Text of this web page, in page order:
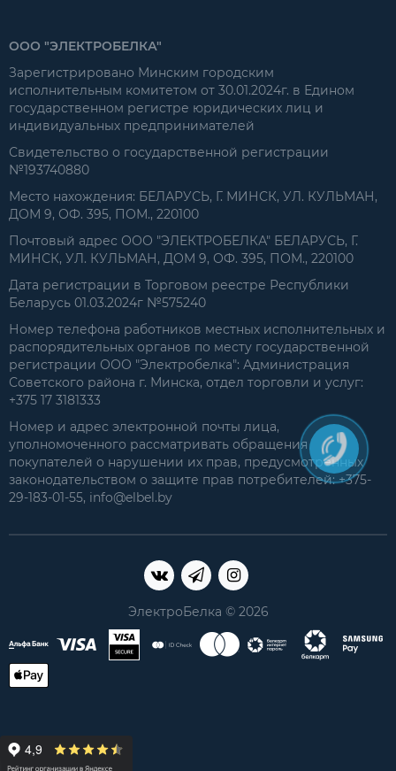
ООО "ЭЛЕКТРОБЕЛКА"
Зарегистрировано Минским городским
исполнительным комитетом от 30.01.2024г. в Едином
государственном регистре юридических лиц и
индивидуальных предпринимателей
Свидетельство о государственной регистрации
№193740880
Место нахождения: БЕЛАРУСЬ, Г. МИНСК, УЛ. КУЛЬМАН,
ДОМ 9, ОФ. 395, ПОМ., 220100
Почтовый адрес ООО "ЭЛЕКТРОБЕЛКА" БЕЛАРУСЬ, Г.
МИНСК, УЛ. КУЛЬМАН, ДОМ 9, ОФ. 395, ПОМ., 220100
Дата регистрации в Торговом реестре Республики
Беларусь 01.03.2024г №575240
Номер телефона работников местных исполнительных и
распорядительных органов по месту государственной
регистрации ООО "Электробелка": Администрация
Советского района г. Минска, отдел торговли и услуг:
+375 17 3181333
Номер и адрес электронной почты лица,
уполномоченного рассматривать обращения
покупателей о нарушении их прав, предусмотренных
законодательством о защите прав потребителей: +375-
29-183-01-55, info@elbel.by
ЭлектроБелка © 2026